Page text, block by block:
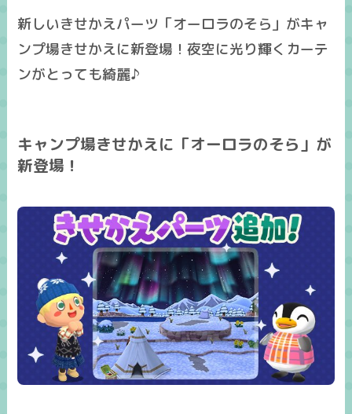
新しいきせかえパーツ「オーロラのそら」がキャ
ンプ場きせかえに新登場！夜空に光り輝くカーテ
ンがとっても綺麗♪
キャンプ場きせかえに「オーロラのそら」が
新登場！